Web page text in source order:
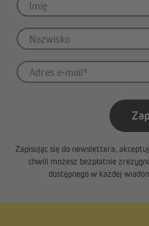
Zapisując się do newslettera,
chwili możesz bezpłatnie
dostępnego w każdej